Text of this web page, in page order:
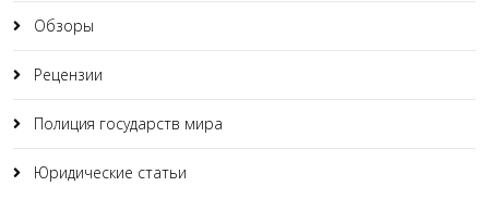
Обзоры
Рецензии
Полиция государств мира
Юридические статьи